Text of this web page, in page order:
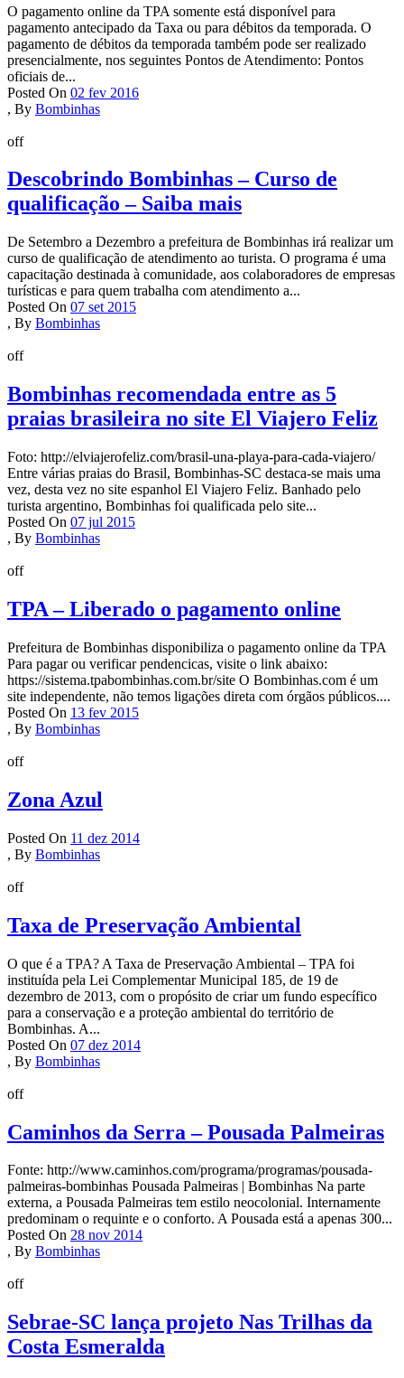
O pagamento online da TPA somente está disponível para
pagamento antecipado da Taxa ou para débitos da temporada. O
pagamento de débitos da temporada também pode ser realizado
presencialmente, nos seguintes Pontos de Atendimento: Pontos
oficiais de...
Posted On 02 fev 2016
, By Bombinhas
off
Descobrindo Bombinhas – Curso de
qualificação – Saiba mais
De Setembro a Dezembro a prefeitura de Bombinhas irá realizar um
curso de qualificação de atendimento ao turista. O programa é uma
capacitação destinada à comunidade, aos colaboradores de empresas
turísticas e para quem trabalha com atendimento a...
Posted On 07 set 2015
, By Bombinhas
off
Bombinhas recomendada entre as 5
praias brasileira no site El Viajero Feliz
Foto: http://elviajerofeliz.com/brasil-una-playa-para-cada-viajero/
Entre várias praias do Brasil, Bombinhas-SC destaca-se mais uma
vez, desta vez no site espanhol El Viajero Feliz. Banhado pelo
turista argentino, Bombinhas foi qualificada pelo site...
Posted On 07 jul 2015
, By Bombinhas
off
TPA – Liberado o pagamento online
Prefeitura de Bombinhas disponibiliza o pagamento online da TPA
Para pagar ou verificar pendencicas, visite o link abaixo:
https://sistema.tpabombinhas.com.br/site O Bombinhas.com é um
site independente, não temos ligações direta com órgãos públicos....
Posted On 13 fev 2015
, By Bombinhas
off
Zona Azul
Posted On 11 dez 2014
, By Bombinhas
off
Taxa de Preservação Ambiental
O que é a TPA? A Taxa de Preservação Ambiental – TPA foi
instituída pela Lei Complementar Municipal 185, de 19 de
dezembro de 2013, com o propósito de criar um fundo específico
para a conservação e a proteção ambiental do território de
Bombinhas. A...
Posted On 07 dez 2014
, By Bombinhas
off
Caminhos da Serra – Pousada Palmeiras
Fonte: http://www.caminhos.com/programa/programas/pousada-
palmeiras-bombinhas Pousada Palmeiras | Bombinhas Na parte
externa, a Pousada Palmeiras tem estilo neocolonial. Internamente
predominam o requinte e o conforto. A Pousada está a apenas 300...
Posted On 28 nov 2014
, By Bombinhas
off
Sebrae-SC lança projeto Nas Trilhas da
Costa Esmeralda